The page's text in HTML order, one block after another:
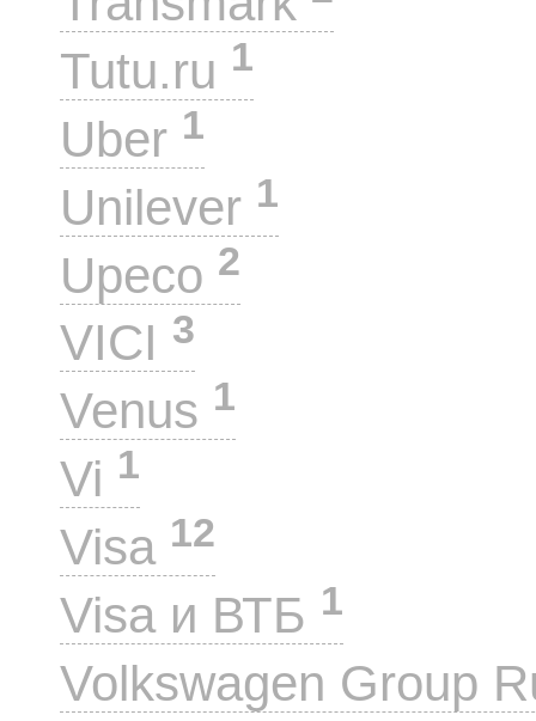
Tutu.ru 1
Uber 1
Unilever 1
Upeco 2
VICI 3
Venus 1
Vi 1
Visa 12
Visa и ВТБ 1
Volkswagen Group